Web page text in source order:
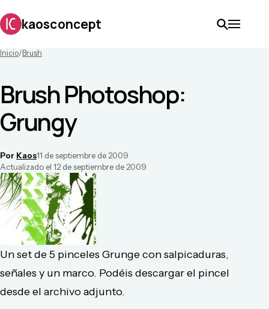
kaosconcept
Inicio/ Brush
Brush Photoshop:
Grungy
Por Kaos11 de septiembre de 2009
Actualizado el 12 de septiembre de 2009
Un set de 5 pinceles Grunge con salpicaduras,
señales y un marco. Podéis descargar el pincel
desde el archivo adjunto.